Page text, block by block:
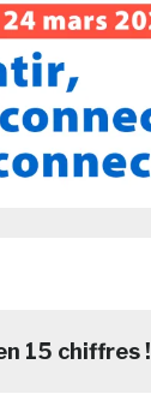
15 chiffres !